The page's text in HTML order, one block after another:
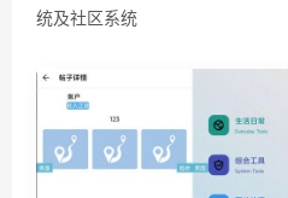
统及社区系统